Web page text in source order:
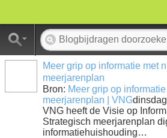
Meer grip op informatie met
meerjarenplan
Bron: Meer grip op
meerjarenplan | VNG
VNG heeft de Visie op
Strategisch meerjarenplan
informatiehuishouding…